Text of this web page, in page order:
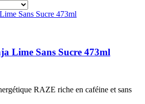
Lime Sans Sucre 473ml
RAZE riche en caféine et sans